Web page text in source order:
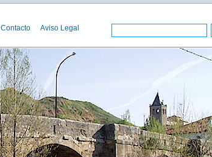
Contacto Aviso Legal